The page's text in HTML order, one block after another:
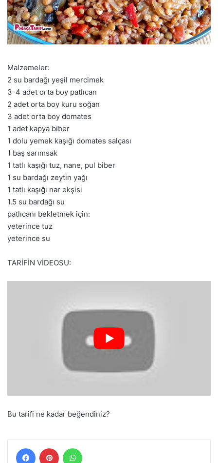
Malzemeler:
2 su bardağı yeşil mercimek
3-4 adet orta boy patlıcan
2 adet orta boy kuru soğan
3 adet orta boy domates
1 adet kapya biber
1 dolu yemek kaşığı domates salçası
1 baş sarımsak
1 tatlı kaşığı tuz, nane, pul biber
1 su bardağı zeytin yağı
1 tatlı kaşığı nar ekşisi
1.5 su bardağı su
patlıcanı bekletmek için:
yeterince tuz
yeterince su
TARİFİN VİDEOSU:
Bu tarifi ne kadar beğendiniz?
FacebookPinterest